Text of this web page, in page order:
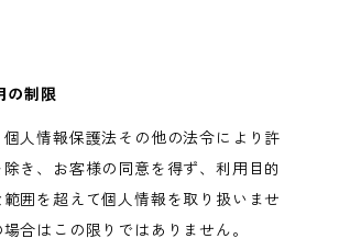
の制限
人情報保護法その他の法令により許
き、お客様の同意を得ず、利用目的
囲を超えて個人情報を取り扱いませ
合はこの限りではありません。